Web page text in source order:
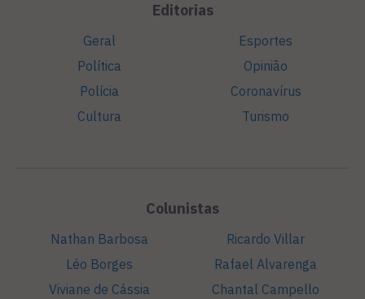
Editorias
Geral
Política
Polícia
Cultura
Esportes
Opinião
Coronavírus
Turismo
Colunistas
Nathan Barbosa
Léo Borges
Viviane de Cássia
Ricardo Villar
Rafael Alvarenga
Chantal Campello